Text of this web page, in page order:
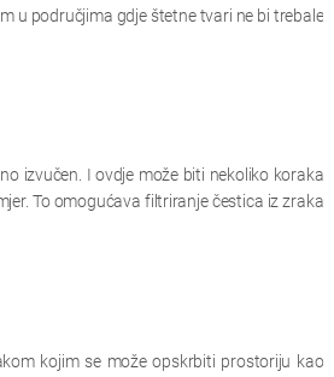
u područjima gdje štetne tvari ne bi trebale
izvučen. I ovdje može biti nekoliko koraka
To omogućava filtriranje čestica iz zraka
kojim se može opskrbiti prostoriju kao